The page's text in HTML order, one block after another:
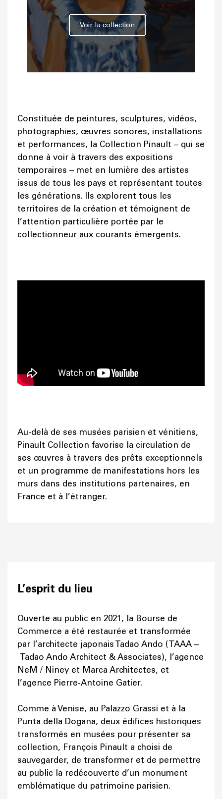
Voir la collection
Constituée de peintures, sculptures, vidéos,
photographies, œuvres sonores, installations
et performances, la Collection Pinault – qui se
donne à voir à travers des expositions
temporaires – met en lumière des artistes
issus de tous les pays et représentant toutes
les générations. Ils explorent tous les
territoires de la création et témoignent de
l’attention particulière portée par le
collectionneur aux courants émergents.
Au-delà de ses musées parisien et vénitiens,
Pinault Collection favorise la circulation de
ses œuvres à travers des prêts exceptionnels
et un programme de manifestations hors les
murs dans des institutions partenaires, en
France et à l’étranger.
L’esprit du lieu
Ouverte au public en 2021, la Bourse de
Commerce a été restaurée et transformée
par l’architecte japonais Tadao Ando (TAAA –
Tadao Ando Architect & Associates), l’agence
NeM / Niney et Marca Architectes, et
l’agence Pierre-Antoine Gatier.
Comme à Venise, au Palazzo Grassi et à la
Punta della Dogana, deux édifices historiques
transformés en musées pour présenter sa
collection, François Pinault a choisi de
sauvegarder, de transformer et de permettre
au public la redécouverte d’un monument
emblématique du patrimoine parisien.